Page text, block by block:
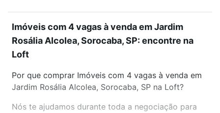
Imóveis com 4 vagas à venda em Jardim
Rosália Alcolea, Sorocaba, SP: encontre na
Loft
Por que comprar Imóveis com 4 vagas à venda em
Jardim Rosália Alcolea, Sorocaba, SP na Loft?
Nós te ajudamos durante toda a negociação para